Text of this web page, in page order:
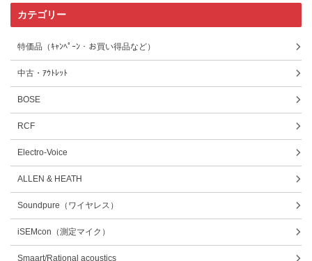
カテゴリー
特価品（ｷｬﾝﾍﾟｰﾝ・お買い得品など）
中古・ｱｳﾄﾚｯﾄ
BOSE
RCF
Electro-Voice
ALLEN & HEATH
Soundpure（ワイヤレス）
iSEMcon（測定マイク）
Smaart/Rational acoustics